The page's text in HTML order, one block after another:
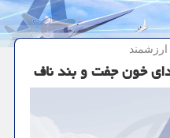
خون جفت و بند ناف